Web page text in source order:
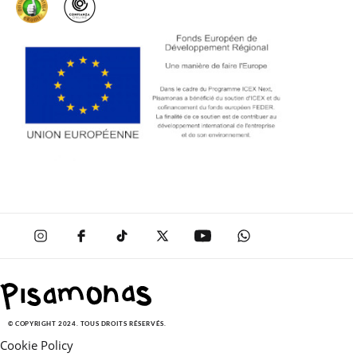
© COPYRIGHT 2024. TOUS DROITS RÉSERVÉS.
Cookie Policy